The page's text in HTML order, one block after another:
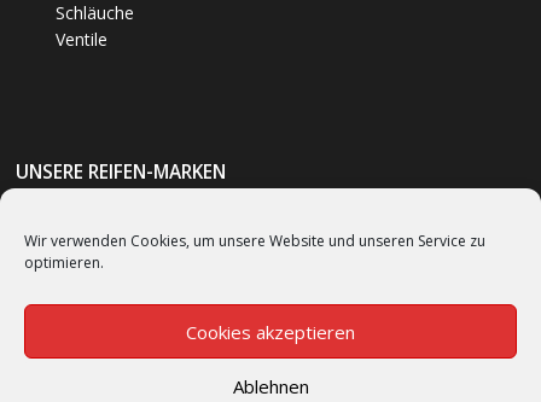
Wir verwenden Cookies, um unsere Website und unseren Service zu
optimieren.
Cookies akzeptieren
Ablehnen
Schläuche
Ventile
UNSERE REIFEN-MARKEN
Bridgestone(62) Continental(53)